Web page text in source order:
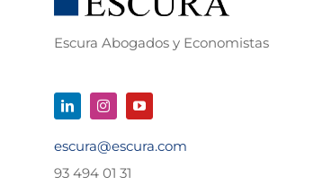
Escura Abogados y Economistas
escura@escura.com
93 494 01 31